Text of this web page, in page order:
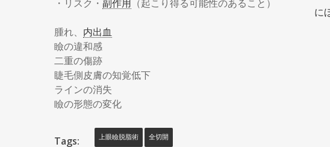
・リスク・ 副作用 （起こり得る可能性のあること）
腫れ、 内出血
瞼の違和感
二重の傷跡
睫毛側皮膚の知覚低下
ラインの消失
瞼の形態の変化
に
Tags: 上眼瞼脱脂術 全切開